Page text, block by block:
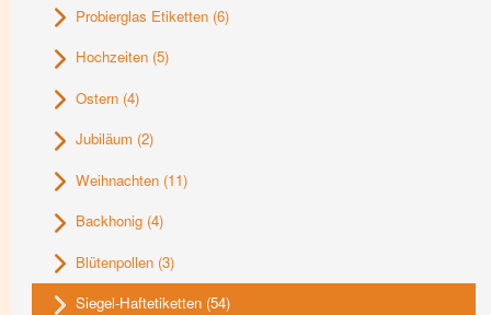
Probierglas Etiketten (6)
Hochzeiten (5)
Ostern (4)
Jubiläum (2)
Weihnachten (11)
Backhonig (4)
Blütenpollen (3)
Siegel-Haftetiketten (54)